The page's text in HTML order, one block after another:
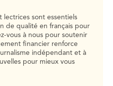
lectrices sont essentiels
de qualité en français pour
vous à nous pour soutenir
financier renforce
indépendant et à
pour mieux vous